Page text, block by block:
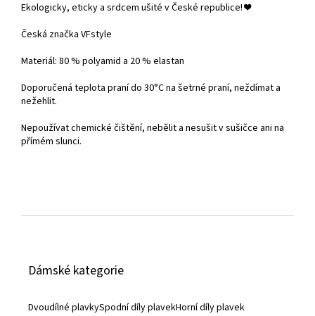
Ekologicky, eticky a srdcem ušité v České republice!❤️
Česká značka VFstyle
Materiál: 80 % polyamid a 20 % elastan
Doporučená teplota praní do 30°C na šetrné praní, neždímat a
nežehlit.
Nepoužívat chemické čištění, nebělit a nesušit v sušičce ani na
přímém slunci.
Dámské kategorie
Dvoudílné plavkySpodní díly plavekHorní díly plavek